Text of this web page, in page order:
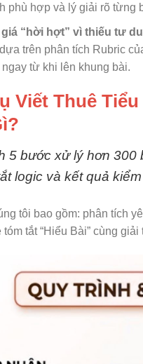
phù hợp và lý giải rõ từng
giá “hời hợt” vì thiếu tư
trên phân tích Rubric
từ khi lên khung bài.
Viết Thuê
5 bước xử lý hơn 300
logic và kết quả
tôi bao gồm: phân tích
tắt “Hiểu Bài” cùng